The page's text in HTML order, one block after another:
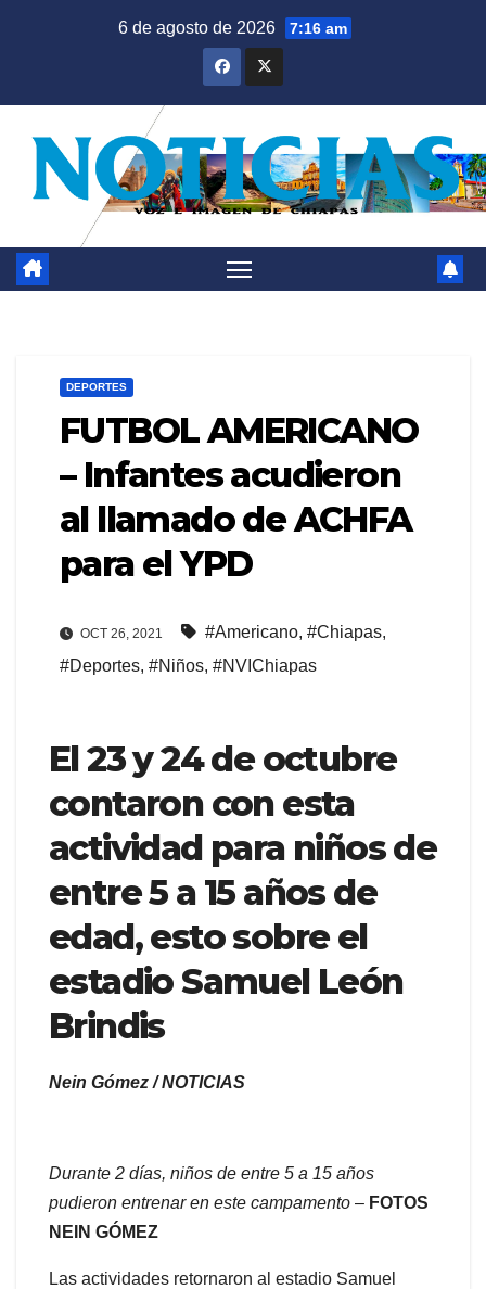
6 de agosto de 2026 7:16 am
DEPORTES
FUTBOL AMERICANO
– Infantes acudieron
al llamado de ACHFA
para el YPD
OCT 26, 2021 #Americano, #Chiapas,
#Deportes, #Niños, #NVIChiapas
El 23 y 24 de octubre
contaron con esta
actividad para niños de
entre 5 a 15 años de
edad, esto sobre el
estadio Samuel León
Brindis
Nein Gómez / NOTICIAS
Durante 2 días, niños de entre 5 a 15 años
pudieron entrenar en este campamento – FOTOS
NEIN GÓMEZ
Las actividades retornaron al estadio Samuel